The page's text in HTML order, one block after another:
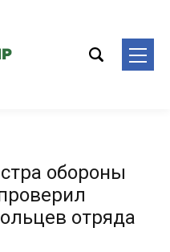
обороны
отряда